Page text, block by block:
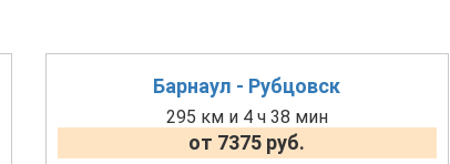
Барнаул - Рубцовск
295 км и 4 ч 38 мин
от 7375 руб.